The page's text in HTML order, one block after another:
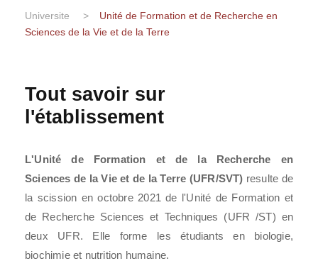
Universite >
Unité de Formation et de Recherche en
Sciences de la Vie et de la Terre
Tout savoir sur
l'établissement
L'Unité de Formation et de la Recherche en
Sciences de la Vie et de la Terre (UFR/SVT) resulte de
la scission en octobre 2021 de l'Unité de Formation et
de Recherche Sciences et Techniques (UFR /ST) en
deux UFR. Elle forme les étudiants en biologie,
biochimie et nutrition humaine.